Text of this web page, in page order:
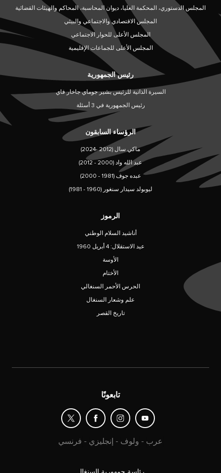
المجلس الدستوري، المحكمة العليا، ديوان المحاسبة، المحاكم والهيئات القضائية
المجلس الاقتصادي والاجتماعي والبيئي
المجلس الأعلى للحوار الاجتماعي
المجلس الأعلى للجماعات الإقليمية
رئيس الجمهورية
السيرة الذاتية للرئيس بشير جوماي جاخار فاي
رئيس الجمهورية في 3 أسئلة
الرؤساء السابقون
ماكي سال (2012 -2024)
عبد الله واد (2000 - 2012)
عبده جوف (1981 - 2000)
ليوبولد سيدار سنغور (1960 - 1981)
الرموز
أناشيد السلام الوطني
عيد الاستقلال: 4 أبريل 1960
الأوسة
الأختام
الحرس الأحمر السنغالي
علم وشعار السنغال
تاريخ القصر
تابعونًا
فرنسي - إنجليزي - ولوف - عرب